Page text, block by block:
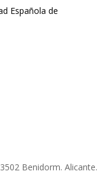
Benidorm. Alicante.